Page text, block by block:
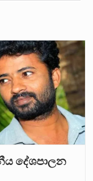
මහර බන්ධනාගාරයේ අද ඇතිවූ සිද්ධියෙන් තුවාල ලැබූ බව කියන රැඳවියන් ගණන ඉහළ ගොස් තිබේ. ඒ…
අගෝස්තු මස දෙවන ඉරිදා ලිට් රූම් සූම් සංවාදය පැවැත්වෙන්නේ "කතා කරන මහ වැව" නම් නකතාවක්…
ලාල් කාන්ත ඇමතිවරයා අධිකරණ විනිශ්චයකාරවරුන්ගේ විශ්‍රාම යෑමේ වයස සම්බන්ධයෙන් නිහඬව සිටින ලෙස තමාට දැනුම් දුන්…
දේශපාලන